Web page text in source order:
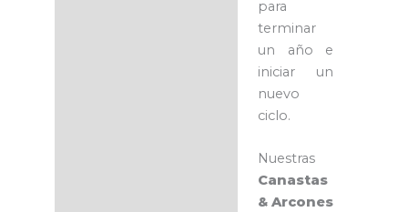
para
terminar
un año e
iniciar un
nuevo
ciclo.
Nuestras
Canastas
& Arcones